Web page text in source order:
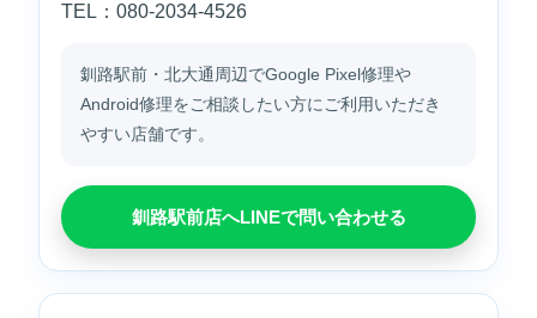
TEL：080-2034-4526
釧路駅前・北大通周辺でGoogle Pixel修理や
Android修理をご相談したい方にご利用いただき
やすい店舗です。
釧路駅前店へLINEで問い合わせる